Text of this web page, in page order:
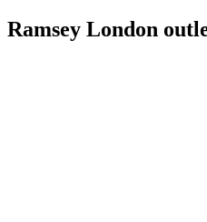
Ramsey London